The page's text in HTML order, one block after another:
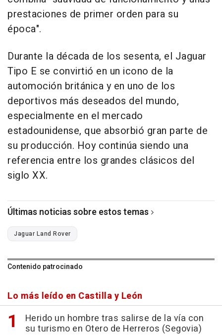
prestaciones de primer orden para su
época".
Durante la década de los sesenta, el Jaguar
Tipo E se convirtió en un icono de la
automoción británica y en uno de los
deportivos más deseados del mundo,
especialmente en el mercado
estadounidense, que absorbió gran parte de
su producción. Hoy continúa siendo una
referencia entre los grandes clásicos del
siglo XX.
Últimas noticias sobre estos temas
Jaguar Land Rover
Contenido patrocinado
Lo más leído en Castilla y León
Herido un hombre tras salirse de la vía con
su turismo en Otero de Herreros (Segovia)